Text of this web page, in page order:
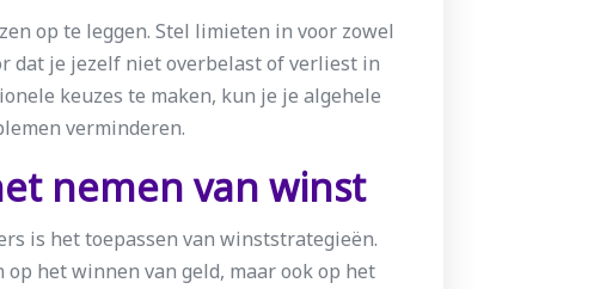
op te leggen. Stel limieten in voor zowel
dat je jezelf niet overbelast of verliest in
keuzes te maken, kun je je algehele
verminderen.
nemen van winst
is het toepassen van winststrategieën.
het winnen van geld, maar ook op het